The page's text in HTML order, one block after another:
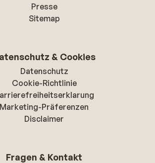
Presse
Sitemap
& Cookies
Datenschutz
Cookie-Richtlinie
Marketing-Präferenzen
Disclaimer
Fragen & Kontakt